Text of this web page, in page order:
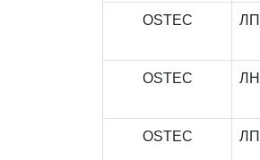
OSTEC
OSTEC
OSTEC